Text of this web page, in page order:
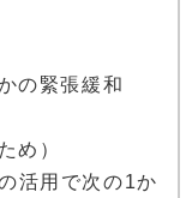
の緊張緩和
め）
用で次の1か